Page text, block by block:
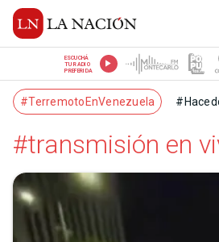
ESCUCHÁ
TU RADIO
PREFERIDA
#TerremotoEnVenezuela
#transmisión en